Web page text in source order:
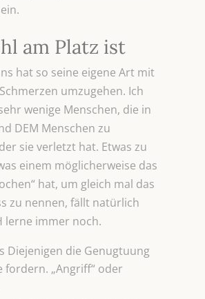
am Platz ist
hat so seine eigene Art mit
umzugehen. Ich
wenige Menschen, die in
DEM Menschen zu
sie verletzt hat. Etwas zu
einem möglicherweise das
hat, um gleich mal das
zu nennen, fällt natürlich
lerne immer noch.
Diejenigen die Genugtuung
fordern. „Angriff“ oder